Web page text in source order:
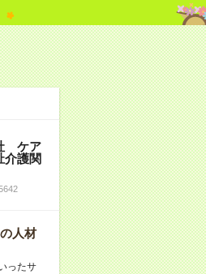
ケア
護関
人材
ったサ